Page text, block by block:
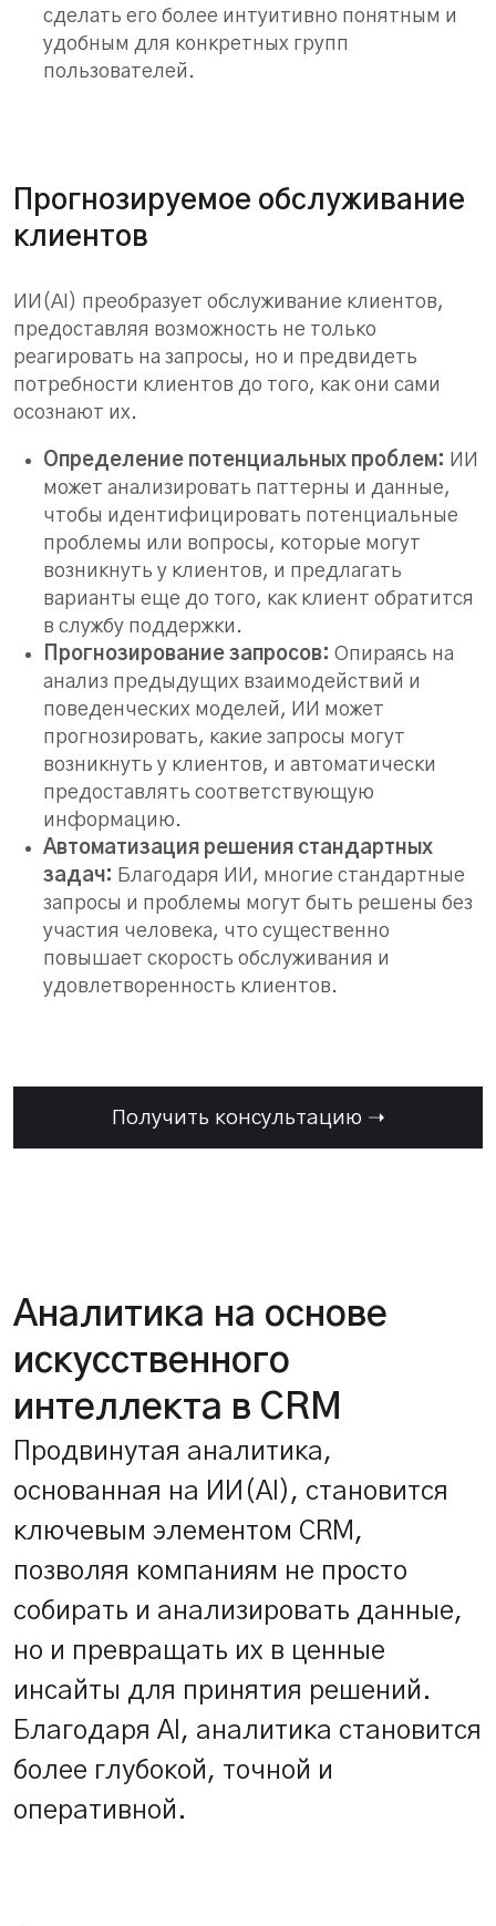
сделать его более интуитивно понятным и
удобным для конкретных групп
пользователей.
Прогнозируемое обслуживание
клиентов
ИИ(AI) преобразует обслуживание клиентов,
предоставляя возможность не только
реагировать на запросы, но и предвидеть
потребности клиентов до того, как они сами
осознают их.
Определение потенциальных проблем: ИИ
может анализировать паттерны и данные,
чтобы идентифицировать потенциальные
проблемы или вопросы, которые могут
возникнуть у клиентов, и предлагать
варианты еще до того, как клиент обратится
в службу поддержки.
Прогнозирование запросов: Опираясь на
анализ предыдущих взаимодействий и
поведенческих моделей, ИИ может
прогнозировать, какие запросы могут
возникнуть у клиентов, и автоматически
предоставлять соответствующую
информацию.
Автоматизация решения стандартных
задач: Благодаря ИИ, многие стандартные
запросы и проблемы могут быть решены без
участия человека, что существенно
повышает скорость обслуживания и
удовлетворенность клиентов.
Получить консультацию ➝
Аналитика на основе
искусственного
интеллекта в CRM
Продвинутая аналитика,
основанная на ИИ(AI), становится
ключевым элементом CRM,
позволяя компаниям не просто
собирать и анализировать данные,
но и превращать их в ценные
инсайты для принятия решений.
Благодаря AI, аналитика становится
более глубокой, точной и
оперативной.